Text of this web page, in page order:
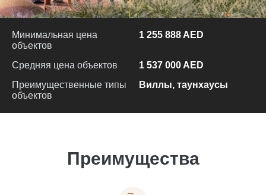
Минимальная цена
объектов
1 255 888 AED
Средняя цена объектов
1 537 000 AED
Преимущественные типы
объектов
Виллы, таунхаусы
Преимущества